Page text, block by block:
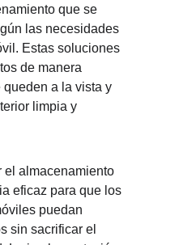
que se
las necesidades
Estas soluciones
de manera
a la vista y
limpia y
el almacenamiento
eficaz para que los
puedan
sin sacrificar el